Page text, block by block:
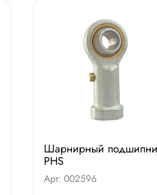
Шарнирный
PHS
Арт: 002596